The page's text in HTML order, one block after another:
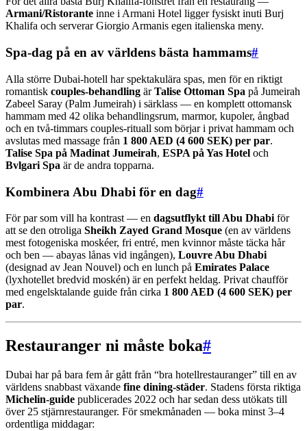
Armani/Ristorante inne i Armani Hotel ligger fysiskt inuti Burj
Khalifa och serverar Giorgio Armanis egen italienska meny.
Spa-dag på en av världens bästa hammams#
Alla större Dubai-hotell har spektakulära spas, men för en riktigt
romantisk couples-behandling ärTalise Ottoman Spa på Jumeirah
Zabeel Saray (Palm Jumeirah) i särklass — en komplett ottomansk
hammam med 42 olika behandlingsrum, marmor, kupoler, ångbad
och en två-timmars couples-rituall som börjar i privat hammam och
avslutas med massage från 1 800 AED (4 600 SEK) per par.
Talise Spa på Madinat Jumeirah, ESPA på Yas Hotel och
Bvlgari Spa är de andra topparna.
Kombinera Abu Dhabi för en dag#
För par som vill ha kontrast — en dagsutflykt till Abu Dhabi för
att se den otroliga Sheikh Zayed Grand Mosque (en av världens
mest fotogeniska moskéer, fri entré, men kvinnor måste täcka hår
och ben — abayas lånas vid ingången), Louvre Abu Dhabi
(designad av Jean Nouvel) och en lunch på Emirates Palace
(lyxhotellet bredvid moskén) är en perfekt heldag. Privat chaufför
med engelsktalande guide från cirka 1 800 AED (4 600 SEK) per
par.
Restauranger ni måste boka#
Dubai har på bara fem år gått från “bra hotellrestauranger” till en av
världens snabbast växande fine dining-städer. Stadens första riktiga
Michelin-guide publicerades 2022 och har sedan dess utökats till
över 25 stjärnrestauranger. För smekmånaden — boka minst 3–4
ordentliga middagar: